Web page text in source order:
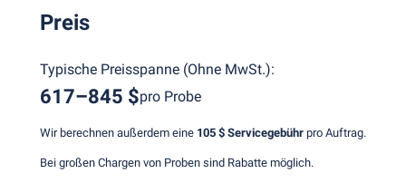
Preis
Typische Preisspanne (Ohne MwSt.):
617–845 $pro Probe
Wir berechnen außerdem eine 105 $ Servicegebühr pro Auftrag.
Bei großen Chargen von Proben sind Rabatte möglich.